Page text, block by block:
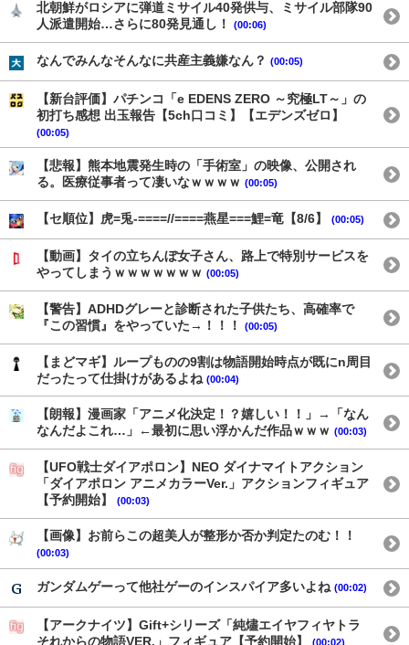
北朝鮮がロシアに弾道ミサイル40発供与、ミサイル部隊90
人派遣開始…さらに80発見通し！
(00:06)
なんでみんなそんなに共産主義嫌なん？ (00:05)
【新台評価】パチンコ「e EDENS ZERO ～究極LT～」の
初打ち感想 出玉報告【5ch口コミ】【エデンズゼロ】
(00:05)
【悲報】熊本地震発生時の「手術室」の映像、公開され
る。医療従事者って凄いなｗｗｗｗ (00:05)
【セ順位】虎=兎-====//====燕星===鯉=竜【8/6】 (00:05)
【動画】タイの立ちんぼ女子さん、路上で特別サービスを
やってしまうｗｗｗｗｗｗｗ (00:05)
【警告】ADHDグレーと診断された子供たち、高確率で
『この習慣』をやっていた→！！！
(00:05)
【まどマギ】ループものの9割は物語開始時点が既にn周目
だったって仕掛けがあるよね (00:04)
【朗報】漫画家「アニメ化決定！？嬉しい！！」→「なん
なんだよこれ…」←最初に思い浮かんだ作品ｗｗｗ (00:03)
【UFO戦士ダイアポロン】NEO ダイナマイトアクション
「ダイアポロン アニメカラーVer.」アクションフィギュア
【予約開始】
(00:03)
【画像】お前らこの超美人が整形か否か判定たのむ！！
(00:03)
ガンダムゲーって他社ゲーのインスパイア多いよね (00:02)
【アークナイツ】Gift+シリーズ「純燼エイヤフィヤトラ
それからの物語VER.」フィギュア【予約開始】
(00:02)